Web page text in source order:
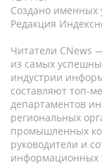
Создано именных
Редакция
Читатели CNews
из самых
индустрии
составляют топ-
департаментов
региональных
промышленных
руководители и
информационных